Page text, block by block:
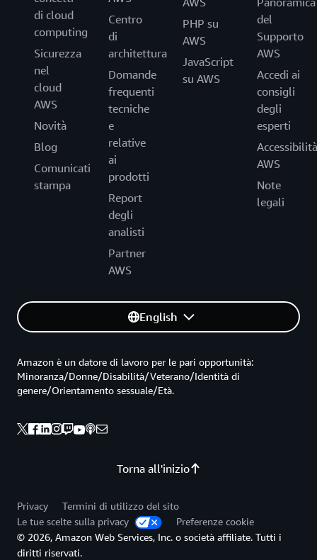
di cloud
computing
Sicurezza
nel
cloud
AWS
Novità
Blog
Comunicati
stampa
Centro
di
architettura
Domande
frequenti
tecniche
e
relative
ai
prodotti
Report
degli
analisti
Partner
AWS
PHP su
AWS
JavaScript
su AWS
del
Supporto
AWS
Accedi ai
consigli
degli
esperti
Accessibilità
AWS
Note
legali
English
Torna all'inizio
Amazon è un datore di lavoro per le pari opportunità:
Minoranza/Donne/Disabilità/Veterano/Identità di
genere/Orientamento sessuale/Età.
Privacy
Termini di utilizzo del sito
Le tue scelte sulla privacy
Preferenze cookie
© 2026, Amazon Web Services, Inc. o società affiliate. Tutti i
diritti riservati.